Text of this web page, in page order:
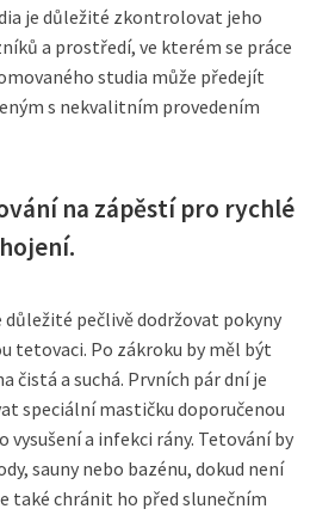
je důležité zkontrolovat jeho
a prostředí, ve kterém se práce
studia může předejít
s nekvalitním provedením
na zápěstí pro rychlé
pečlivě dodržovat pokyny
tetovaci. Po zákroku by měl být
čistá a suchá. Prvních pár dní je
speciální mastičku doporučenou
a infekci rány. Tetování by
sauny nebo bazénu, dokud není
také chránit ho před slunečním